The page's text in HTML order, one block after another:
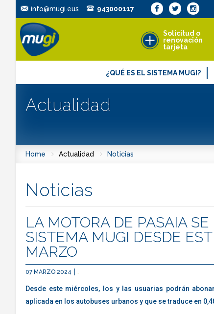
info@mugi.eus 943000117
Solicitud o
renovación
tarjeta
¿QUÉ ES EL SISTEMA MUGI?
¿Dónde se puede utilizar?
Actualidad
Home Actualidad Noticias
Noticias
LA MOTORA DE PASAIA
SISTEMA MUGI DESDE
MARZO
07 MARZO 2024 .
Desde este miércoles, los y las usuarias podrán
aplicada en los autobuses urbanos y que se traduce en